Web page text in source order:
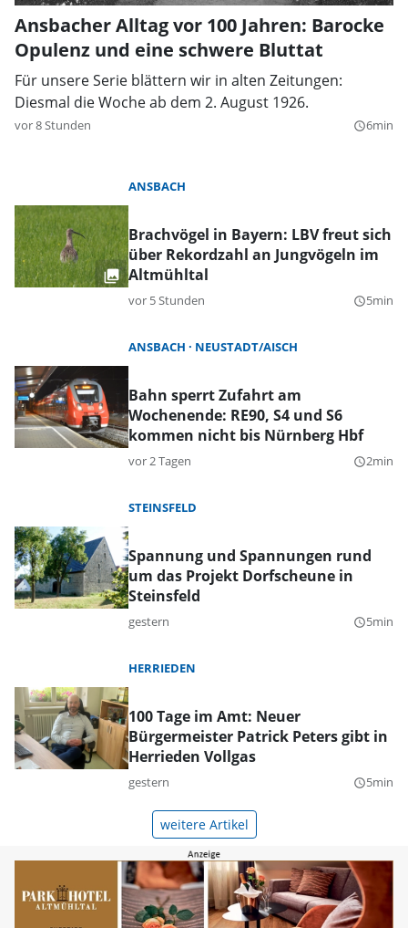
Ansbacher Alltag vor 100 Jahren: Barocke
Opulenz und eine schwere Bluttat
Für unsere Serie blättern wir in alten Zeitungen:
Diesmal die Woche ab dem 2. August 1926.
vor 8 Stunden query_builder6min
ANSBACH
Brachvögel in Bayern: LBV freut sich
über Rekordzahl an Jungvögeln im
Altmühltal
vor 5 Stunden query_builder5min
ANSBACH NEUSTADT/AISCH
Bahn sperrt Zufahrt am
Wochenende: RE90, S4 und S6
kommen nicht bis Nürnberg Hbf
vor 2 Tagen query_builder2min
STEINSFELD
Spannung und Spannungen rund
um das Projekt Dorfscheune in
Steinsfeld
gestern query_builder5min
HERRIEDEN
100 Tage im Amt: Neuer
Bürgermeister Patrick Peters gibt in
Herrieden Vollgas
gestern query_builder5min
weitere Artikel